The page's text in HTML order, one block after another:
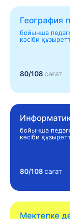
География
бойынша
кәсіби
80/108сағат
бойынша
кәсіби
80/108сағат
Мектепке